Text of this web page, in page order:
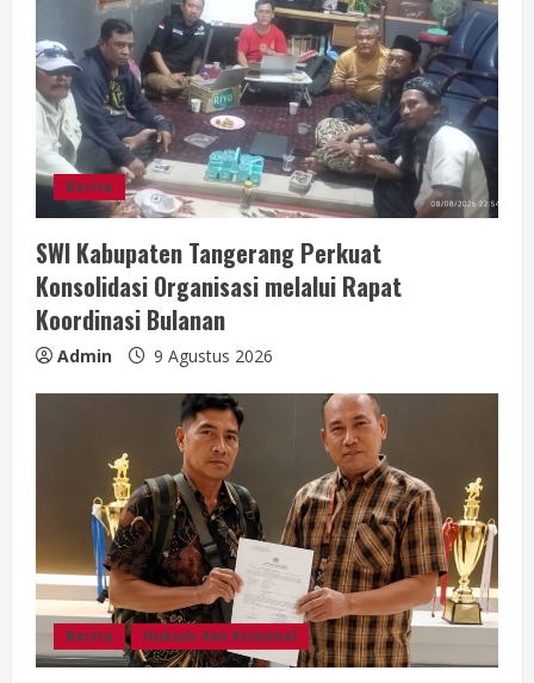
R
e
a
d
i
n
g
Berita
SWI Kabupaten Tangerang Perkuat
Konsolidasi Organisasi melalui Rapat
Koordinasi Bulanan
Admin 9 Agustus 2026
Berita Hukum dan Kriminal